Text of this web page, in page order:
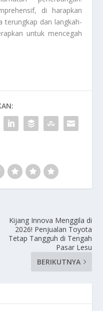
di harapkan
terungkap dan langkah-
untuk mencegah
Kijang Innova Menggila di
2026! Penjualan Toyota
Tetap Tangguh di Tengah
Pasar Lesu
BERIKUTNYA